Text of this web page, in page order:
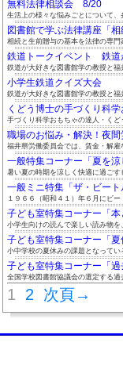
無料法律相談会 8/20
生活上の様々な悩みごとについて、
図書館で学ぶ法律講座「相
相続と生前贈与の基本を法律の専門
鉄道トークイベント 鉄道
鉄道が大好きな図書館学の教授と福
小学生鉄道クイズ大会
鉄道が大好きな図書館学の教授と福
くどう博士の手づくり科学
手づくり科学おもちゃの達人・くど
職場のお悩み・解決！夜
福井県労働委員会では、賃金・解雇
一般特集コーナー「夏を涼
暑い夏の時期を涼しく快適に過ごす
一般ミニ特集「ザ・ビート
１９６６（昭和４１）年６月にビ
子ども室特集コーナー「本
小学生向けの読んで楽しい読み物を
子ども室特集コーナー「夏
小中学校の夏休みの課題となってい
子ども室特集コーナー「過
全国学校図書館協議会の選定する過
1 2 次頁→